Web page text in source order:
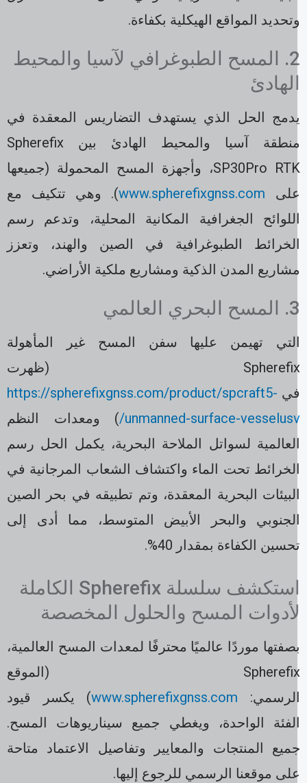
المواقع الهيكلية بكفاءة.
2. المسح الطبوغرافي لآسيا والمحيط
الحل الذي يستهدف التضاريس المعقدة في
منطقة آسيا والمحيط الهادئ بين Spherefix
SP30Pro RTK، وأجهزة المسح المحمولة (جميعها
www.spherefixgnss.com). وهي تتكيف مع
الجغرافية المكانية المحلية، وتدعم رسم
الطبوغرافية في الصين والهند، وتعزز
المدن الذكية ومشاريع ملكية الأراضي.
تهيمن عليها سفن المسح غير المأهولة
Spherefix (ظهرت
https://spherefixgnss.com/product/spcraft5-
unmanned-surface- ) ومعدات النظم
لسواتل الملاحة البحرية، يكمل الحل رسم
تحت الماء واكتشاف الشعاب المرجانية في
البحرية المعقدة، وتم تطبيقه في بحر الصين
والبحر الأبيض المتوسط، مما أدى إلى
الكفاءة بمقدار 40%.
استكشف سلسلة Spherefix الكاملة
المسح والحلول المخصصة
موردًا عالميًا محترفًا لمعدات المسح العالمية،
Spherefix (الموقع
www.spherefixgnss.com) يكسر قيود
الواحدة، ويغطي جميع سيناريوهات المسح.
المنتجات والمعايير وتفاصيل الاعتماد متاحة
موقعنا الرسمي للرجوع إليها.